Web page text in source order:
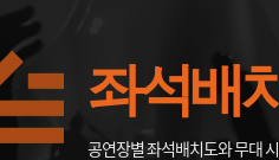
좌석배
공연장별 좌석배치도와 무대